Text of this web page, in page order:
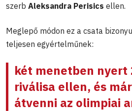
szerb Aleksandra Perisics ellen.
Meglepő módon ez a csata
teljesen egyértelműnek:
két menetben nyert
riválisa ellen, és
átvenni az olimpiai